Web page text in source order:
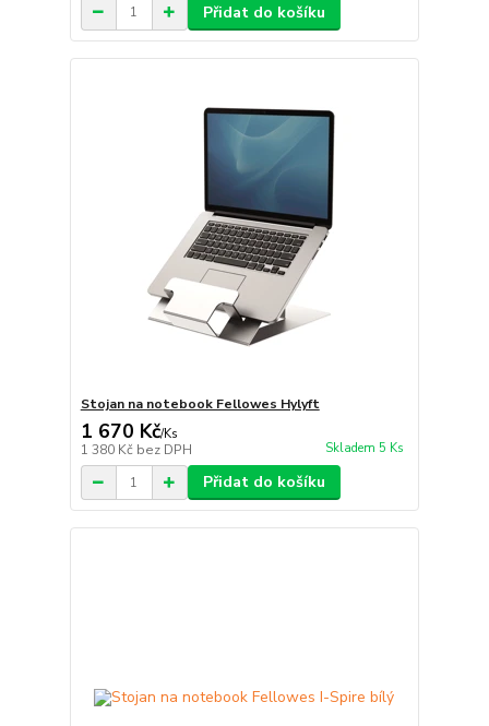
Přidat do košíku
Stojan na notebook Fellowes Hylyft
1 670 Kč/Ks
1 380 Kč bez DPH Skladem 5 Ks
Přidat do košíku